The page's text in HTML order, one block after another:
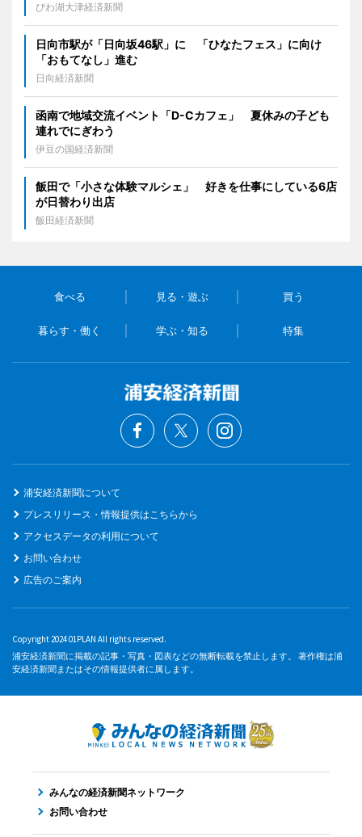
びわ湖大津経済新聞
日向市駅が「日向坂46駅」に 「ひなたフェス」に向け
「おもてなし」進む
日向経済新聞
函南で地域交流イベント「D-Cカフェ」 夏休みの子ども
連れでにぎわう
伊豆の国経済新聞
飯田で「小さな体験マルシェ」 好きを仕事にしている6店
が日替わり出店
飯田経済新聞
食べる 見る・遊ぶ 買う
暮らす・働く 学ぶ・知る 特集
浦安経済新聞について
プレスリリース・情報提供はこちらから
アクセスデータの利用について
お問い合わせ
広告のご案内
Copyright 2024 01PLAN All rights reserved.
浦安経済新聞に掲載の記事・写真・図表などの無断転載を禁止します。 著作権は浦
安経済新聞またはその情報提供者に属します。
みんなの経済新聞ネットワーク
お問い合わせ